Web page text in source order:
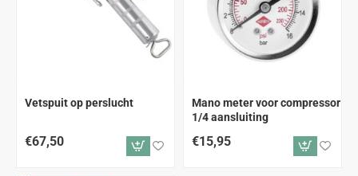
Vetspuit op perslucht
€67,50
Mano meter voor compressor
1/4 aansluiting
€15,95